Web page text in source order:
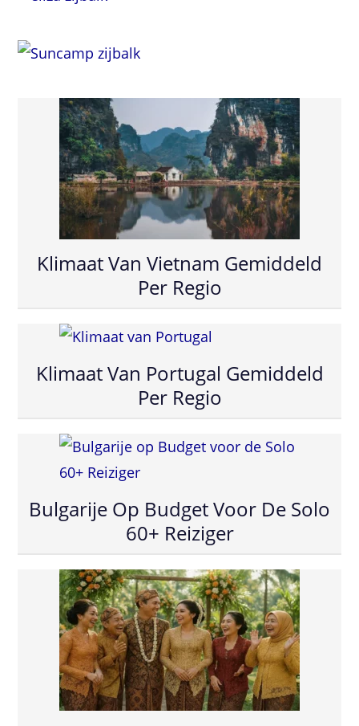
Klimaat Van Vietnam Gemiddeld
Per Regio
Klimaat Van Portugal Gemiddeld
Per Regio
Bulgarije Op Budget Voor De Solo
60+ Reiziger